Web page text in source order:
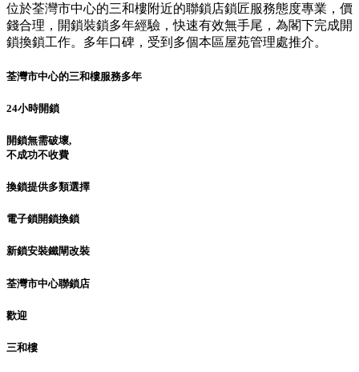
位於荃灣市中心的三和樓附近的聯鎖店鎖匠服務態度專業，價
錢合理，開鎖裝鎖多年經驗，快速有效無手尾，為閣下完成開
鎖換鎖工作。多年口碑，受到多個本區屋苑管理處推介。
荃灣市中心的三和樓服務多年
24小時開鎖
開鎖無需破壞,
不成功不收費
換鎖提供多類選擇
電子鎖開鎖換鎖
新鎖安裝鐵閘改裝
荃灣市中心聯鎖店
歡迎
三和樓